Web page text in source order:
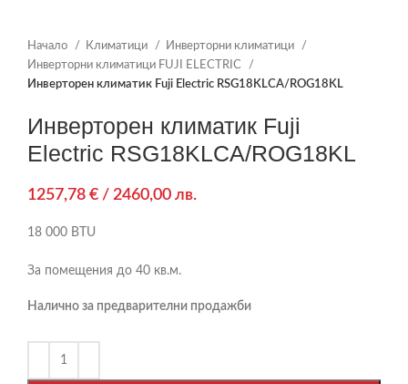
Начало Климатици
Инверторни климатици
Инверторни климатици FUJI ELECTRIC
Инверторен климатик Fuji Electric RSG18KLCA/ROG18KL
Инверторен климатик Fuji
Electric RSG18KLCA/ROG18KL
1257,78 € / 2460,00 лв.
18 000 BTU
За помещения до 40 кв.м.
Налично за предварителни продажби